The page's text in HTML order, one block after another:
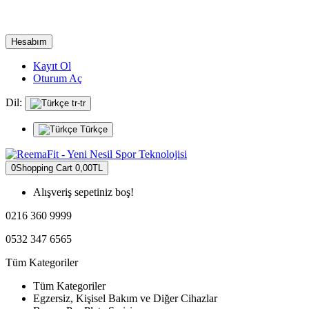
Hesabım
Kayıt Ol
Oturum Aç
Dil: tr-tr
Türkçe
0Shopping Cart 0,00TL
Alışveriş sepetiniz boş!
0216 360 9999
0532 347 6565
Tüm Kategoriler
Tüm Kategoriler
Egzersiz, Kişisel Bakım ve Diğer Cihazlar